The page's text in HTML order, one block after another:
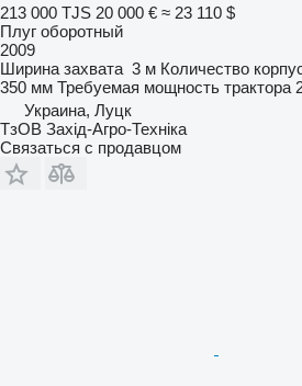
213 000 TJS 20 000 € ≈ 23 110 $
Плуг оборотный
2009
Ширина захвата 3 м Количество
350 мм Требуемая мощность трактора
Украина, Луцк
ТзОВ Захід-Агро-Техніка
Связаться с продавцом